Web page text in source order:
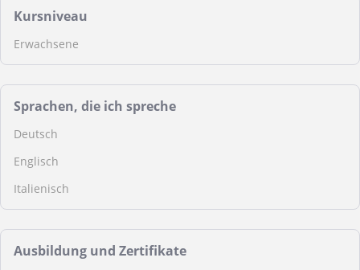
Kursniveau
Erwachsene
Sprachen, die ich spreche
Deutsch
Englisch
Italienisch
Ausbildung und Zertifikate